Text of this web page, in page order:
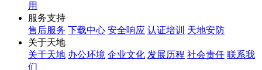
用
服务支持
售后服务 下载中心 安全响应 认证培训 天地安防
关于天地
关于天地 办公环境 企业文化 发展历程 社会责任 联系我
们